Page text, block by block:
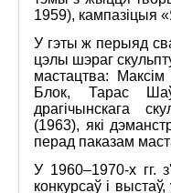
1959), кампазіцыя
У гэты ж перыяд
цэлы шэраг
мастацтва:
Блок, Тарас
драгічынскага
(1963), які
перад паказам
У 1960–1970-х гг.
конкурсаў і